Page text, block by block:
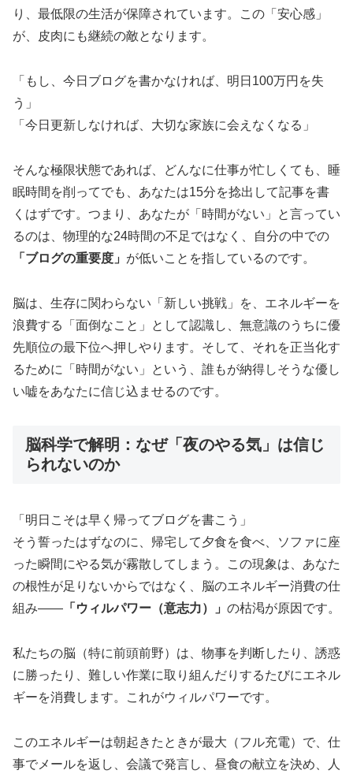
り、最低限の生活が保障されています。この「安心感」
が、皮肉にも継続の敵となります。
「もし、今日ブログを書かなければ、明日100万円を失
う」
「今日更新しなければ、大切な家族に会えなくなる」
そんな極限状態であれば、どんなに仕事が忙しくても、睡
眠時間を削ってでも、あなたは15分を捻出して記事を書
くはずです。つまり、あなたが「時間がない」と言ってい
るのは、物理的な24時間の不足ではなく、自分の中での
「ブログの重要度」 が低いことを指しているのです。
脳は、生存に関わらない「新しい挑戦」を、エネルギーを
浪費する「面倒なこと」として認識し、無意識のうちに優
先順位の最下位へ押しやります。そして、それを正当化す
るために「時間がない」という、誰もが納得しそうな優し
い嘘をあなたに信じ込ませるのです。
脳科学で解明：なぜ「夜のやる気」は信じ
られないのか
「明日こそは早く帰ってブログを書こう」
そう誓ったはずなのに、帰宅して夕食を食べ、ソファに座
った瞬間にやる気が霧散してしまう。この現象は、あなた
の根性が足りないからではなく、脳のエネルギー消費の仕
組み―― 「ウィルパワー（意志力）」 の枯渇が原因です。
私たちの脳（特に前頭前野）は、物事を判断したり、誘惑
に勝ったり、難しい作業に取り組んだりするたびにエネル
ギーを消費します。これがウィルパワーです。
このエネルギーは朝起きたときが最大（フル充電）で、仕
事でメールを返し、会議で発言し、昼食の献立を決め、人